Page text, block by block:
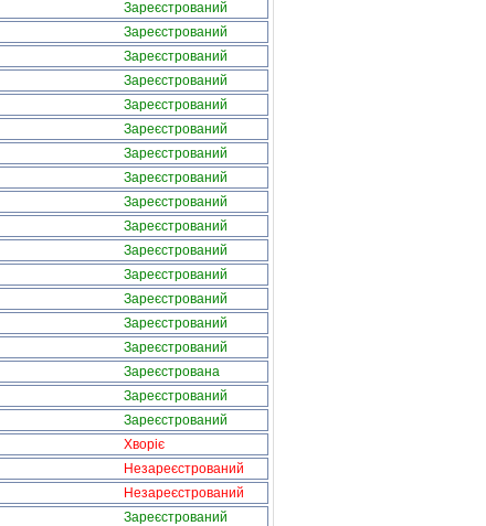
Зареєстрований
Зареєстрований
Зареєстрований
Зареєстрований
Зареєстрований
Зареєстрований
Зареєстрований
Зареєстрований
Зареєстрований
Зареєстрований
Зареєстрований
Зареєстрований
Зареєстрований
Зареєстрований
Зареєстрований
Зареєстрована
Зареєстрований
Зареєстрований
Хворіє
Незареєстрований
Незареєстрований
Зареєстрований